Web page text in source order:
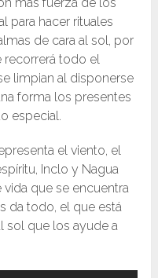
para hacer rituales
de cara al sol, por
recorrerá todo el
limpian al disponerse
forma los presentes
especial.
el viento, el
Inclo y Nagua
que se encuentra
da todo, el que está
sol que los ayude a